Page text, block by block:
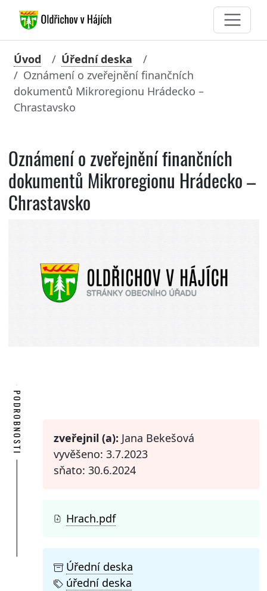
Úvod
Úřední deska
Oznámení o zveřejnění finančních
dokumentů Mikroregionu Hrádecko –
Chrastavsko
Oznámení o zveřejnění finančních
dokumentů Mikroregionu Hrádecko –
Chrastavsko
PODROBNOSTI zveřejnil (a): Jana Bekešová
vyvěšeno: 3.7.2023
sňato: 30.6.2024
Hrach.pdf
Úřední deska
úřední deska